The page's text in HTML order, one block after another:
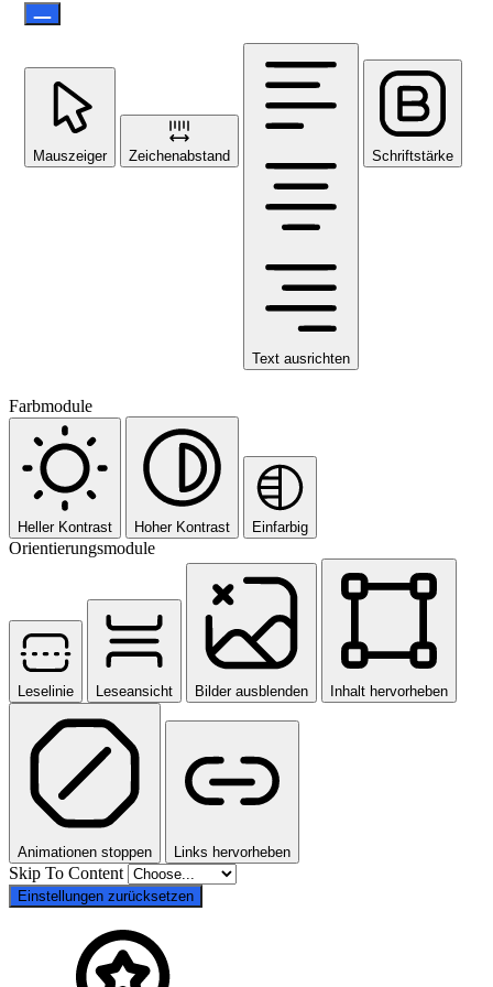
Mauszeiger Zeichenabstand
Text ausrichten
Schriftstärke
Farbmodule
Heller Kontrast Hoher Kontrast Einfarbig
Orientierungsmodule
Leselinie Leseansicht Bilder ausblenden Inhalt hervorheben
Animationen stoppen Links hervorheben
Skip To Content
Einstellungen zurücksetzen